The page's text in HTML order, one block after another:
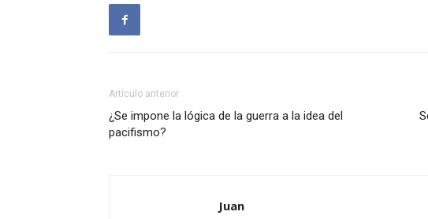
Artículo anterior
¿Se impone la lógica de la guerra a la idea del
pacifismo?
Juan